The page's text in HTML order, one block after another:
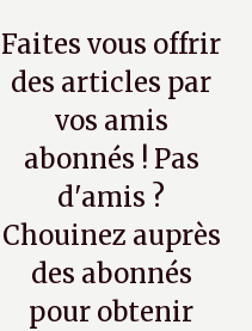
Faites vous offrir
des articles par
vos amis
abonnés ! Pas
d'amis ?
Chouinez auprès
des abonnés
pour obtenir